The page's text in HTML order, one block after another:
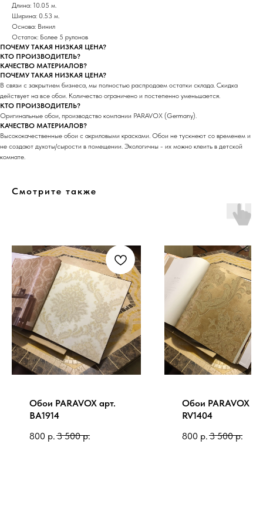
Длина: 10.05 м.
Ширина: 0.53 м.
Основа: Винил
Остаток: Более 5 рулонов
ПОЧЕМУ ТАКАЯ НИЗКАЯ ЦЕНА?
КТО ПРОИЗВОДИТЕЛЬ?
КАЧЕСТВО МАТЕРИАЛОВ?
ПОЧЕМУ ТАКАЯ НИЗКАЯ ЦЕНА?
В связи с закрытием бизнеса, мы полностью распродаем остатки склада. Скидка
действует на все обои. Количество ограничено и постепенно уменьшается.
КТО ПРОИЗВОДИТЕЛЬ?
Оригинальные обои, производство компании PARAVOX (Germany).
КАЧЕСТВО МАТЕРИАЛОВ?
Высококачественные обои с акриловыми красками. Обои не тускнеют со временем и
не создают духоты/сырости в помещении. Экологичны - их можно клеить в детской
комнате.
Смотрите также
Обои PARAVOX арт.
BA1914
800 р. 3 500 р.
Обои PARAVOX
RV1404
800 р. 3 500 р.